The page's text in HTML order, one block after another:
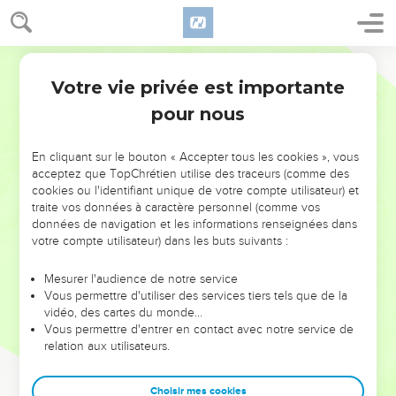
NE MANQUEZ PAS L’ÉVÉNEMENT
DE L’ANNÉE !
ET SI LEURS ERREURS POUVAIENT VOUS ÉVITER LES
VOTRES ?
leur foi ou leur vision. Mais on voit moins les doutes, les erreurs
et les saisons difficiles qu'ils ont traversés, alors même que ce
sont elles qui les ont façonnés.
Dans cette conférence, leaders, entrepreneurs, et responsables
clés pour avancer avec plus de sagesse afin que leurs erreurs
Votre vie privée est importante
pour nous
En cliquant sur le bouton « Accepter tous les cookies », vous
acceptez que TopChrétien utilise des traceurs (comme des
cookies ou l'identifiant unique de votre compte utilisateur) et
traite vos données à caractère personnel (comme vos
données de navigation et les informations renseignées dans
votre compte utilisateur) dans les buts suivants :
Mesurer l'audience de notre service
Vous permettre d'utiliser des services tiers tels que de la
vidéo, des cartes du monde…
Vous permettre d'entrer en contact avec notre service de
relation aux utilisateurs.
Choisir mes cookies